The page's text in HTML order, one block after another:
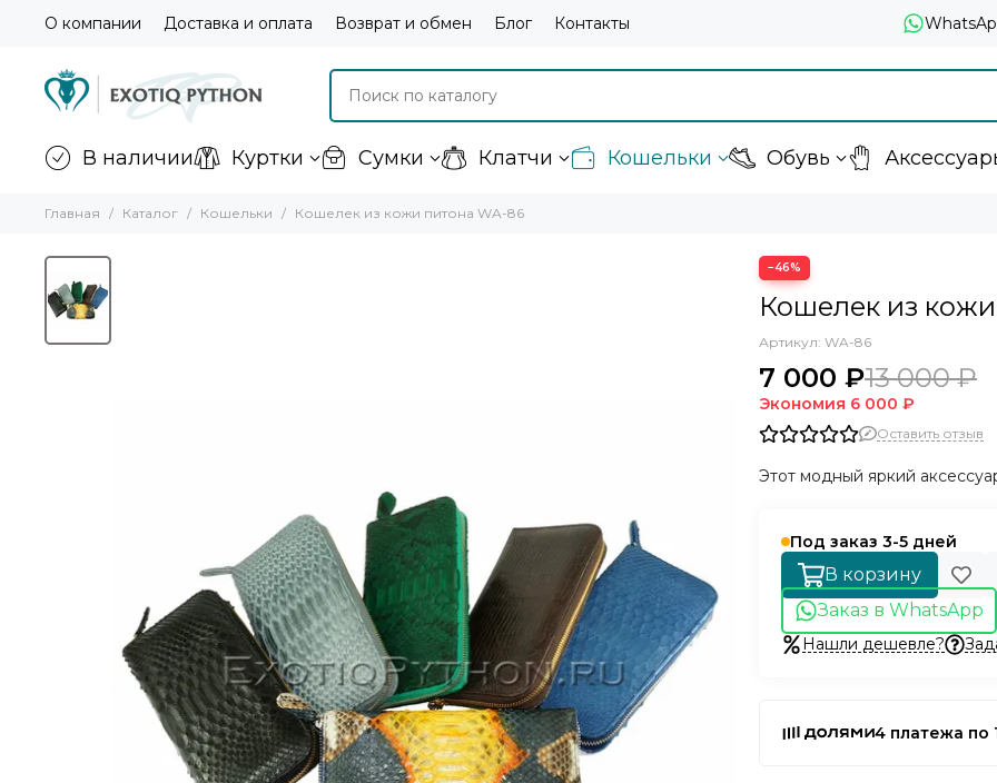
О компании Доставка и оплата Возврат и обмен Блог Контакты
В наличии Куртки Сумки Клатчи Кошельки Обувь
Главная Каталог Кошельки Кошелек из кожи питона WA-86
−46%
Кошелек из
Артикул: WA-86
7 000 ₽13 000 ₽
Экономия 6 000 ₽
Оставить отзыв
Этот модный яркий
Под заказ 3-5 дней
В корзину
Заказ в WhatsApp
Нашли дешевле?
4 платежа по